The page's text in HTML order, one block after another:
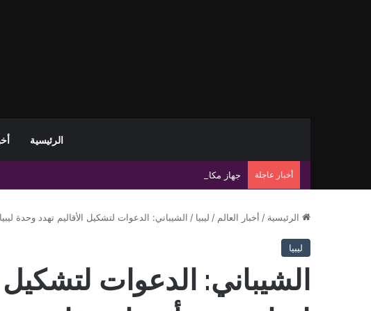
الرئيسية
أخبار عاجلة جهاز مكافحة الهجرة غير الشرعية يضبط 15 مهاجرًا غير شرعي على سواحل الحمامة والحنية
الرئيسية / أخبار العالم / ليبيا / الشيباني: الدعوات لتشكيل الأقاليم تهدد وحدة
ليبيا
الشيباني: الدعوات لتشكيل